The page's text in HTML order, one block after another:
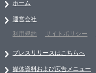
ホーム
運営会社
利用規約
サイトポリシー
プレスリリースはこちらへ
媒体資料および広告メニュー